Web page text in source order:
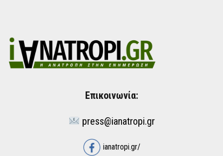
Επικοινωνία:
press@ianatropi.gr
ianatropi.gr/